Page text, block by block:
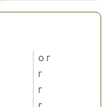
0 г
г
г